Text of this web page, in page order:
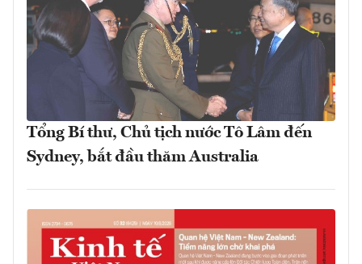
Tổng Bí thư, Chủ tịch nước Tô Lâm đến
Sydney, bắt đầu thăm Australia